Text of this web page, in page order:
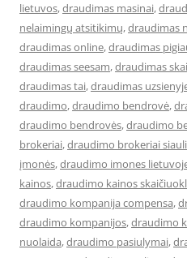
lietuvos,draudimas masinai,
nelaimingų atsitikimų,draudimas
draudimas online,draudimas
draudimas seesam,draudimas
draudimas tai,draudimas
draudimo,draudimo bendrovė,
draudimo bendrovės,draudimo
brokeriai,draudimo brokeriai
įmonės,draudimo imones
kainos,draudimo kainos
draudimo kompanija compensa,
draudimo kompanijos,draudimo
nuolaida,draudimo pasiulymai,